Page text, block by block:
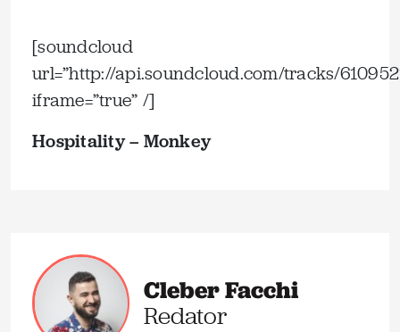
[soundcloud
url=”http://api.soundcloud.com/tracks/
iframe=”true” /]
Hospitality – Monkey
Cleber Facchi
Redator